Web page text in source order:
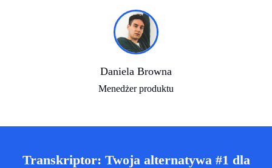
Daniela Browna
Menedżer produktu
Transkriptor: Twoja alternatywa #1 dla